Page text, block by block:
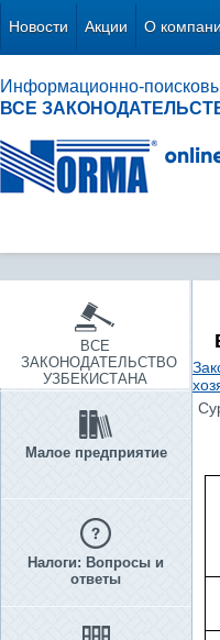
Новости Акции О
Информационно-
ВСЕ
ВСЕ
ЗАКОНОДАТЕЛЬСТВО
УЗБЕКИСТАНА
Малое предприятие
Налоги: Вопросы и
ответы